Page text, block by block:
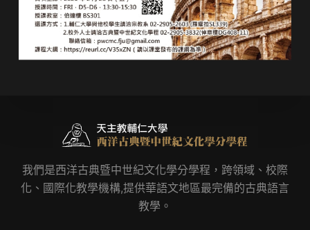
我們是西洋古典暨中世紀文化學分學程，跨領域、校際
化、國際化教學機構,提供華語文地區最完備的古典語言
教學。